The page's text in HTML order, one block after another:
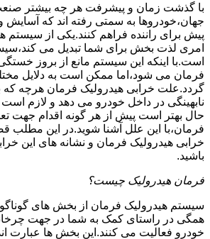
با گذشت زمان و پیشرفت هر چه بیشتر
جهان،خودروها به سمتی رفته اند که آسایش
پیش برای راننده فراهم کنند.یکی از سیستم
امری لذت بخش برای شما تبدیل می
است.با اینکه این سیستم مانع از بروز
فرمان می شود،اما ممکن است به دلایل
گردد.علت خرابی هیدرولیک فرمان هرچه که
نابهینگی در داخل خودرو می دهد و لازم
حال بهتر است پیش از هر گونه اقدام جهت
خرابی هیدرولیک فرمان و نشانه های این
باشید.
فرمان هیدرولیک چیست؟
سیستم هیدرولیک فرمان از بخش های
همگی در راستای کمک به شما در جهت
خودرو فعالیت می کنند.این بخش ها عبارت